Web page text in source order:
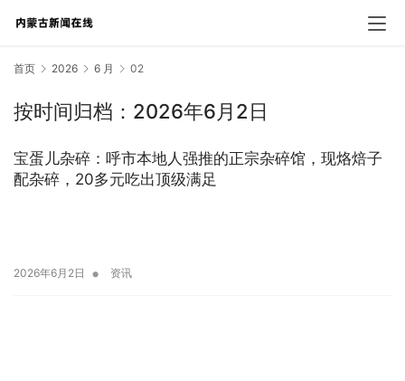
首页 2026 6 月 02
按时间归档：2026年6月2日
宝蛋儿杂碎：呼市本地人强推的正宗杂碎馆，现烙焙子
配杂碎，20多元吃出顶级满足
2026年6月2日 • 资讯